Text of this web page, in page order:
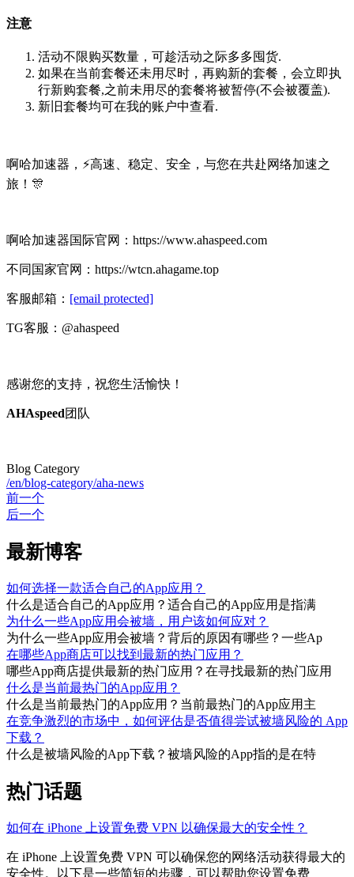
注意
活动不限购买数量，可趁活动之际多多囤货.
如果在当前套餐还未用尽时，再购新的套餐，会立即执
行新购套餐,之前未用尽的套餐将被暂停(不会被覆盖).
新旧套餐均可在我的账户中查看.
啊哈加速器，⚡高速、稳定、安全，与您在共赴网络加速之
旅！🎊
啊哈加速器国际官网： https://www.ahaspeed.com
不同国家官网：https://wtcn.ahagame.top
客服邮箱： [email protected]
TG客服：@ahaspeed
感谢您的支持，祝您生活愉快！
AHAspeed团队
Blog Category
/en/blog-category/aha-news
前一个
后一个
最新博客
如何选择一款适合自己的App应用？
什么是适合自己的App应用？适合自己的App应用是指满
为什么一些App应用会被墙，用户该如何应对？
为什么一些App应用会被墙？背后的原因有哪些？一些Ap
在哪些App商店可以找到最新的热门应用？
哪些App商店提供最新的热门应用？在寻找最新的热门应用
什么是当前最热门的App应用？
什么是当前最热门的App应用？当前最热门的App应用主
在竞争激烈的市场中，如何评估是否值得尝试被墙风险的 App
下载？
什么是被墙风险的App下载？被墙风险的App指的是在特
热门话题
如何在 iPhone 上设置免费 VPN 以确保最大的安全性？
在 iPhone 上设置免费 VPN 可以确保您的网络活动获得最大的
安全性。以下是一些简短的步骤，可以帮助您设置免费